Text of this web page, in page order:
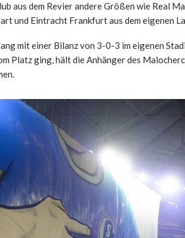
aus dem Revier andere Größen wie Real
und Eintracht Frankfurt aus dem eigenen
mit einer Bilanz von 3-0-3 im eigenen
Platz ging, hält die Anhänger des